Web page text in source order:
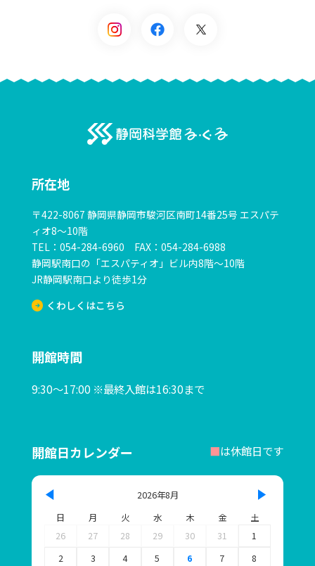
科学の祭典・サイエンスピクニック
サイエンスフェスティバルinる・く・る 青少年のための
科学の祭典 静岡大会
サイエンスピクニック
ボランティア募集
る・く・るナビゲーター募集
お問い合わせ
プライバシーポリシー
このサイトについて
連携施設リンク
所在地
〒422-8067 静岡県静岡市駿河区南町14番25号 エスパテ
ィオ8～10階
TEL：054-284-6960 FAX：054-284-6988
静岡駅南口の「エスパティオ」ビル内8階～10階
JR静岡駅南口より徒歩1分
くわしくはこちら
開館時間
9:30～17:00 ※最終入館は16:30まで
開館日カレンダー ■は休館日です
2026年8月
日
月 火 水 木 金
土
26
27 28 29 30 31
1
2
3 4 5 6 7
8